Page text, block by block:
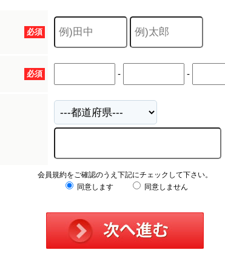
必須
必須 - -
会員規約をご確認のうえ下記にチェックして下さい。
同意します
同意しません